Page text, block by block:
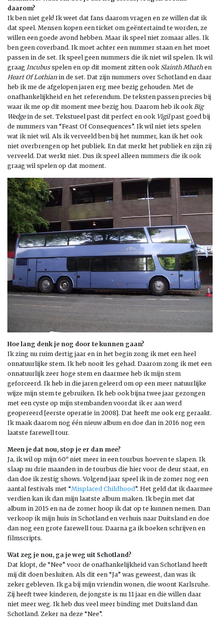
daarom?
Ik ben niet gek! Ik weet dat fans daarom vragen en ze willen dat ik
dat speel. Mensen kopen een ticket om geëntertaind te worden, ze
willen een goede avond hebben. Maar ik speel niet zomaar alles. Ik
ben geen coverband. Ik moet achter een nummer staan en het moet
passen in de set. Ik speel geen nummers die ik niet wil spelen. Ik wil
graag Incubusspelen en op dit moment zitten ook Slainth Mhathen
Heart Of Lothianin de set. Dat zijn nummers over Schotland en daar
heb ik me de afgelopen jaren erg mee bezig gehouden. Met de
onafhankelijkheid en het referendum. De teksten passen precies bij
waar ik me op dit moment mee bezig hou. Daarom heb ik ookBig
Wedgein de set. Tekstueel past dit perfect en ook Vigilpast goed bij
de nummers van “Feast Of Consequences”. Ik wil niet iets spelen
wat ik niet wil. Als ik verveeld ben bij het nummer, kan ik het ook
niet overbrengen op het publiek. En dat merkt het publiek en zijn zij
verveeld. Dat werkt niet. Dus ik speel alleen nummers die ik ook
graag wil spelen op dat moment.
Hoe lang denk je nog door te kunnen gaan?
Ik zing nu ruim dertig jaar en in het begin zong ik met een heel
onnatuurlijke stem. Ik heb nooit les gehad. Daarom zong ik met een
onnatuurlijk zeer hoge stem en daarmee heb ik mijn stem
geforceerd. Ik heb in die jaren geleerd om op een meer natuurlijke
wijze mijn stem te gebruiken. Ik heb ook bijna twee jaar gezongen
met een cyste op mijn stembanden voordat ik er aan werd
geopereerd [eerste operatie in 2008]. Dat heeft me ook erg geraakt.
Ik maak daarom nog één nieuw album en doe dan in 2016 nog een
laatste farewell tour.
Meen je dat nou, stop je er dan mee?
Ja, ik wil op mijn 60e niet meer in een tourbus hoeven te slapen. Ik
slaap nu drie maanden in de tourbus die hier voor de deur staat, en
dan doe ik zestig shows. Volgend jaar speel ik in de zomer nog een
aantal festivals met “Misplaced Childhood”. Het geld dat ik daarmee
verdien kan ik dan mijn laatste album maken. Ik begin met dat
album in 2015 en na de zomer hoop ik dat op te kunnen nemen. Dan
verkoop ik mijn huis in Schotland en verhuis naar Duitsland en doe
dan nog een grote farewell tour. Daarna ga ik boeken schrijven en
filmscripts.
Wat zeg je nou, ga je weg uit Schotland?
Dat klopt, de “Nee” voor de onafhankelijkheid van Schotland heeft
mij dit doen besluiten. Als dit een “Ja” was geweest, dan was ik
zeker gebleven. Ik ga bij mijn vriendin wonen, die woont Karlsruhe.
Zij heeft twee kinderen, de jongste is nu 11 jaar en die willen daar
niet meer weg. Ik heb dus veel meer binding met Duitsland dan
Schotland. Zeker na deze “Nee”.